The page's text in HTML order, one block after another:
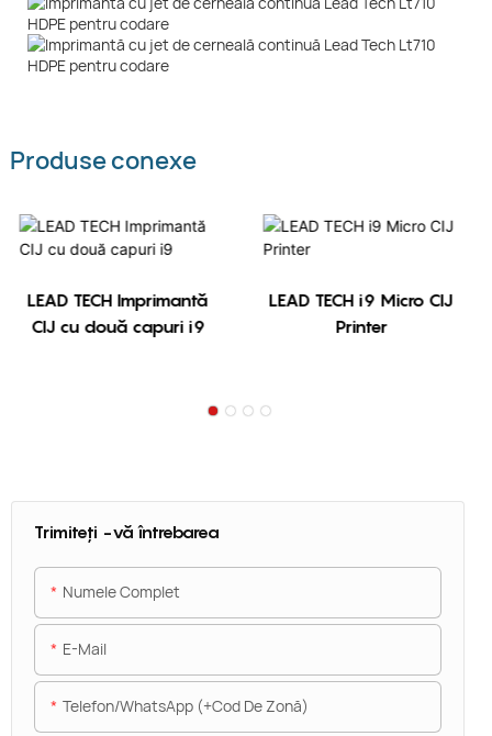
Produse conexe
LEAD TECH Imprimantă
CIJ cu două capuri i9
LEAD TECH i9 Micro CIJ
Printer
Trimiteți -vă întrebarea
Numele Complet
E-Mail
Telefon/WhatsApp (+Cod De Zonă)